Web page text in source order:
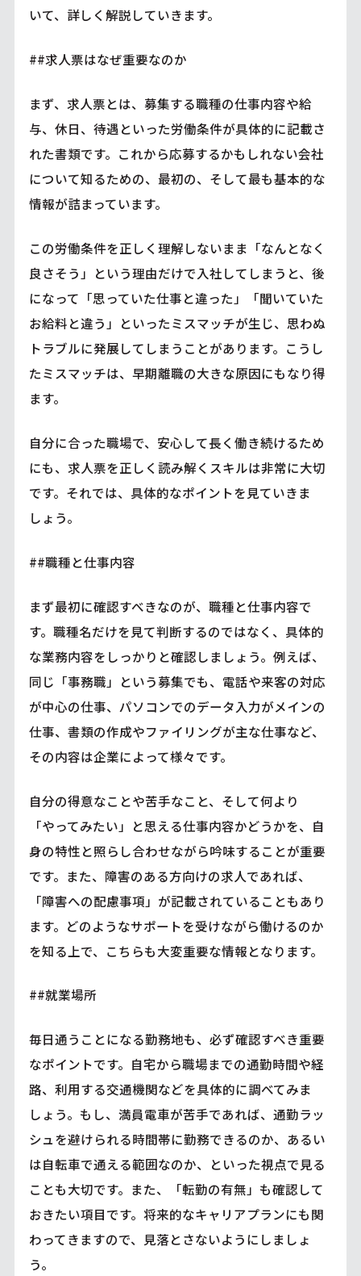
いて、詳しく解説していきます。
##求人票はなぜ重要なのか
まず、求人票とは、募集する職種の仕事内容や給
与、休日、待遇といった労働条件が具体的に記載さ
れた書類です。これから応募するかもしれない会社
について知るための、最初の、そして最も基本的な
情報が詰まっています。
この労働条件を正しく理解しないまま「なんとなく
良さそう」という理由だけで入社してしまうと、後
になって「思っていた仕事と違った」「聞いていた
お給料と違う」といったミスマッチが生じ、思わぬ
トラブルに発展してしまうことがあります。こうし
たミスマッチは、早期離職の大きな原因にもなり得
ます。
自分に合った職場で、安心して長く働き続けるため
にも、求人票を正しく読み解くスキルは非常に大切
です。それでは、具体的なポイントを見ていきま
しょう。
##職種と仕事内容
まず最初に確認すべきなのが、職種と仕事内容で
す。職種名だけを見て判断するのではなく、具体的
な業務内容をしっかりと確認しましょう。例えば、
同じ「事務職」という募集でも、電話や来客の対応
が中心の仕事、パソコンでのデータ入力がメインの
仕事、書類の作成やファイリングが主な仕事など、
その内容は企業によって様々です。
自分の得意なことや苦手なこと、そして何より
「やってみたい」と思える仕事内容かどうかを、自
身の特性と照らし合わせながら吟味することが重要
です。また、障害のある方向けの求人であれば、
「障害への配慮事項」が記載されていることもあり
ます。どのようなサポートを受けながら働けるのか
を知る上で、こちらも大変重要な情報となります。
##就業場所
毎日通うことになる勤務地も、必ず確認すべき重要
なポイントです。自宅から職場までの通勤時間や経
路、利用する交通機関などを具体的に調べてみま
しょう。もし、満員電車が苦手であれば、通勤ラッ
シュを避けられる時間帯に勤務できるのか、あるい
は自転車で通える範囲なのか、といった視点で見る
ことも大切です。また、「転勤の有無」も確認して
おきたい項目です。将来的なキャリアプランにも関
わってきますので、見落とさないようにしましょ
う。